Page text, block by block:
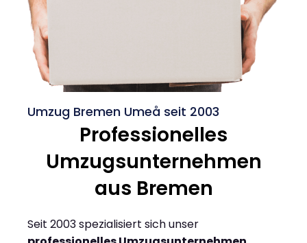
Umzug Bremen Umeå seit 2003
Professionelles
Umzugsunternehmen
aus Bremen
Seit 2003 spezialisiert sich unser